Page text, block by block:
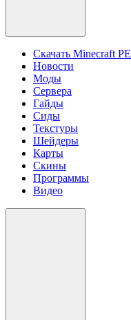
Скачать Minecraft PE
Новости
Моды
Сервера
Гайды
Сиды
Текстуры
Шейдеры
Карты
Скины
Программы
Видео